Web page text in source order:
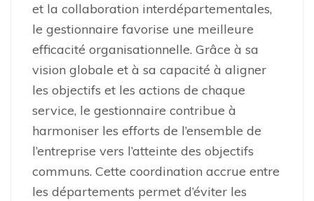
et la collaboration interdépartementales,
le gestionnaire favorise une meilleure
efficacité organisationnelle. Grâce à sa
vision globale et à sa capacité à aligner
les objectifs et les actions de chaque
service, le gestionnaire contribue à
harmoniser les efforts de l’ensemble de
l’entreprise vers l’atteinte des objectifs
communs. Cette coordination accrue entre
les départements permet d’éviter les